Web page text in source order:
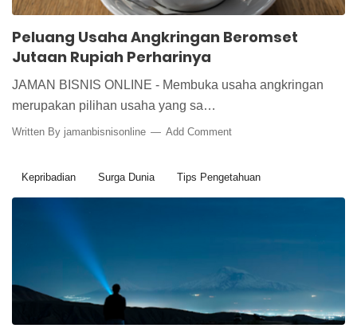
Peluang Usaha Angkringan Beromset
Jutaan Rupiah Perharinya
JAMAN BISNIS ONLINE - Membuka usaha angkringan
merupakan pilihan usaha yang sa…
Written By jamanbisnisonline Add Comment
Kepribadian Surga Dunia Tips Pengetahuan